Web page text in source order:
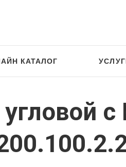
КАТАЛОГ
угловой